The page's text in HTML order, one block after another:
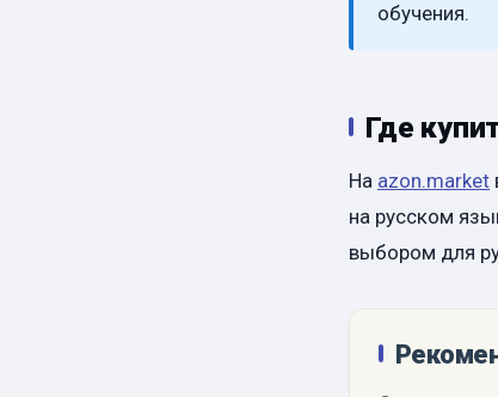
обучения.
Где
На azon.market
на русском
выбором для